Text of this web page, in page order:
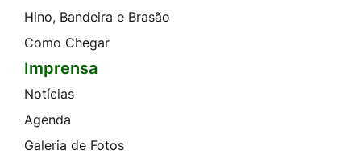
Hino, Bandeira e Brasão
Como Chegar
Imprensa
Notícias
Agenda
Galeria de Fotos